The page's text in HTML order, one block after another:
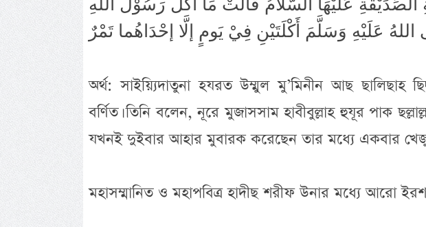
عَلَيْهَا السَّلَامُ قَالَتْ مَا أَكَلَ رَسُوْلُ اللهِ
অর্থ: সাইয়্যিদাতুনা হযরত উম্মুল মু’মিনীন আছ ছালিছাহ
বর্ণিত। তিনি বলেন, নূরে মুজাসসাম হাবীবুল্লাহ হুযূর পাক
যখনই দুইবার আহার মুবারক করেছেন তার মধ্যে একবার
মহাসম্মানিত ও মহাপবিত্র হাদীছ শরীফ উনার মধ্যে আরো